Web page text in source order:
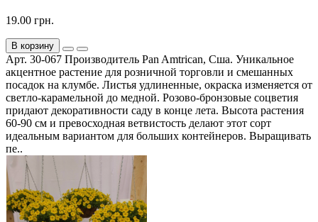
19.00 грн.
В корзину
Арт. 30-067 Производитель Pan Amtrican, Сша. Уникальное
акцентное растение для розничной торговли и смешанных
посадок на клумбе. Листья удлиненные, окраска изменяется от
светло-карамельной до медной. Розово-бронзовые соцветия
придают декоративности саду в конце лета. Высота растения
60-90 см и превосходная ветвистость делают этот сорт
идеальным вариантом для больших контейнеров. Выращивать
пе..